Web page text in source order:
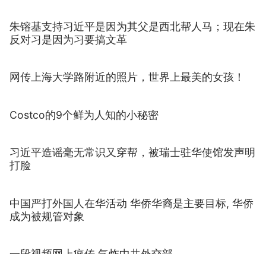
朱镕基支持习近平是因为其父是西北帮人马；现在朱
反对习是因为习要搞文革
网传上海大学路附近的照片，世界上最美的女孩！
Costco的9个鲜为人知的小秘密
习近平造谣毫无常识又穿帮，被瑞士驻华使馆发声明
打脸
中国严打外国人在华活动 华侨华裔是主要目标, 华侨
成为被规管对象